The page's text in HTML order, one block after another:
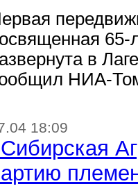
в
НИА-
18:09